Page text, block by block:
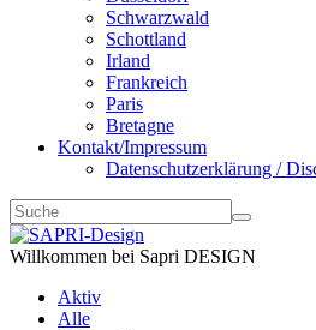
Schwarzwald
Schottland
Irland
Frankreich
Paris
Bretagne
Kontakt/Impressum
Datenschutzerklärung /
Willkommen bei Sapri DESIGN
Aktiv
Alle